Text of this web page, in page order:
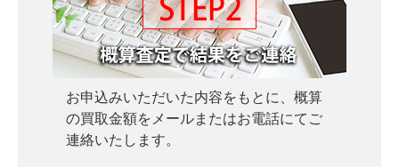
お申込みいただいた内容をもとに、概算
の買取金額をメールまたはお電話にてご
連絡いたします。